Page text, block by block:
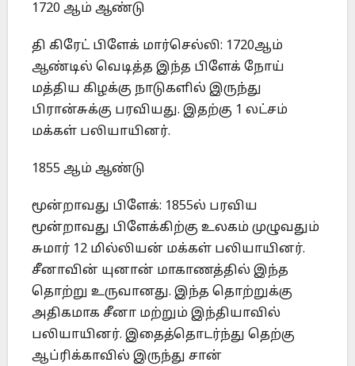
1720 ஆம் ஆண்டு
தி கிரேட் பிளேக் மார்செல்லி: 1720ஆம்
ஆண்டில் வெடித்த இந்த பிளேக் நோய்
மத்திய கிழக்கு நாடுகளில் இருந்து
பிரான்சுக்கு பரவியது. இதற்கு 1 லட்சம்
மக்கள் பலியாயினர்.
1855 ஆம் ஆண்டு
மூன்றாவது பிளேக்: 1855ல் பரவிய
மூன்றாவது பிளேக்கிற்கு உலகம் முழுவதும்
சுமார் 12 மில்லியன் மக்கள் பலியாயினர்.
சீனாவின் யுனான் மாகாணத்தில் இந்த
தொற்று உருவானது. இந்த தொற்றுக்கு
அதிகமாக சீனா மற்றும் இந்தியாவில்
பலியாயினர். இதைத்தொடர்ந்து தெற்கு
ஆப்ரிக்காவில் இருந்து சான்